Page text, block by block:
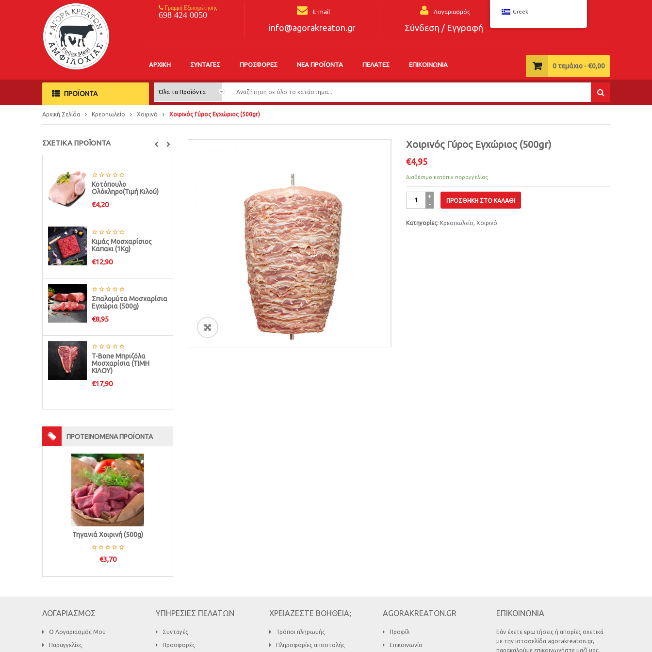
Γραμμή Εξυπηρέτησης
698 424 0050 E-mail
info@agorakreaton.gr
Λογαριασμός
Σύνδεση / Εγγραφή
ΑΡΧΙΚΉ ΣΥΝΤΑΓΈΣ ΠΡΟΣΦΟΡΈΣ ΝΈΑ ΠΡΟΪΌΝΤΑ ΠΕΛΆΤΕΣ ΕΠΙΚΟΙΝΩΝΊΑ 0 τεμάχιο -€0,00
ΠΡΟΪΟΝΤΑ
Αρχική Σελίδα Κρεοπωλείο Χοιρινό Χοιρινός Γύρος Εγχώριος (500gr)
ΣΧΕΤΙΚΑ ΠΡΟΪΟΝΤΑ
Κοτόπουλο
Ολόκληρο(Τιμή Κιλού)
€4,20
Κιμάς Μοσχαρίσιος
Καπακι (1Κg)
€12,90
Σπαλομύτα Μοσχαρίσια
Εγχώρια (500g)
€8,95
T-Bone Μπριζόλα
Μοσχαρίσια (ΤΙΜΗ
ΚΙΛΟΥ)
€17,90
ΠΡΟΤΕΙΝΟΜΕΝΑ ΠΡΟΪΟΝΤΑ
Τηγανιά Χοιρινή (500g)
€3,70
ðŸ”
Χοιρινός Γύρος Εγχώριος (500gr)
€4,95
Διαθέσιμο κατόπιν παραγγελίας
Χοιρινός
(500gr)
ΠΡΟΣΘΉΚΗ ΣΤΟ ΚΑΛΆΘΙ
Κατηγορίες: Κρεοπωλείο, Χοιρινό
ΛΟΓΑΡΙΑΣΜΟΣ
Ο Λογαριασμός Μου
Παραγγελίες
ΥΠΗΡΕΣΙΕΣ ΠΕΛΑΤΩΝ
Συνταγές
Προσφορές
ΧΡΕΙΑΖΕΣΤΕ ΒΟΗΘΕΙΑ;
Τρόποι πληρωμής
Πληροφορίες αποστολής
AGORAKREATON.GR
Προφίλ
Επικοινωνία
ΕΠΙΚΟΙΝΩΝΙΑ
Εάν έχετε ερωτήσεις ή απορίες σχετικά
με την ιστοσελίδα agorakreaton.gr,
παρακαλούμε επικοινωνήστε μαζί μας.
Greek